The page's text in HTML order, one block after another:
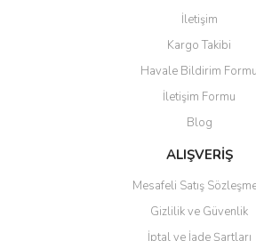
İletişim
Kargo Takibi
Havale Bildirim Formu
İletişim Formu
Blog
ALIŞVERİŞ
Mesafeli Satış
Gizlilik ve Güvenlik
İptal ve İade Şartları